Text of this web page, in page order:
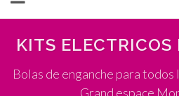
KITS ELECTRICOS
Bolas de enganche para
Grand espace